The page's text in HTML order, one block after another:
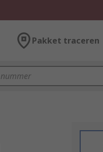
Pakket traceren